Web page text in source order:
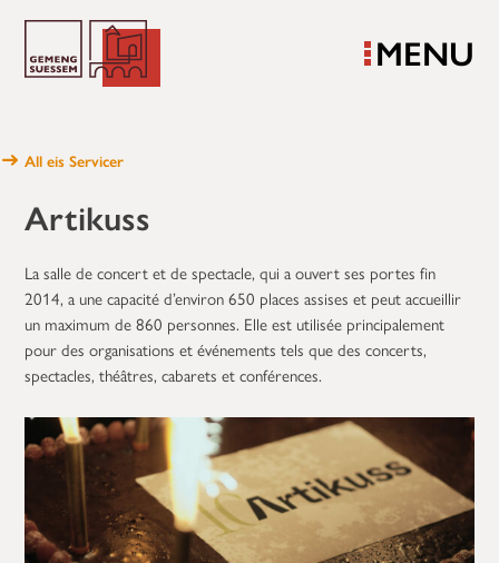
MENU
All eis Servicer
Artikuss
La salle de concert et de spectacle, qui a ouvert ses portes fin
2014, a une capacité d’environ 650 places assises et peut accueillir
un maximum de 860 personnes. Elle est utilisée principalement
pour des organisations et événements tels que des concerts,
spectacles, théâtres, cabarets et conférences.